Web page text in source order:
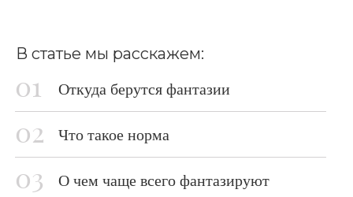
В статье мы расскажем:
Откуда берутся фантазии
Что такое норма
О чем чаще всего фантазируют